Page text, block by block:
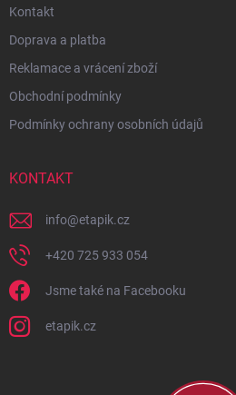
Kontakt
Doprava a platba
Reklamace a vrácení zboží
Obchodní podmínky
Podmínky ochrany osobních údajů
KONTAKT
info@etapik.cz
+420 725 933 054
Jsme také na Facebooku
etapik.cz